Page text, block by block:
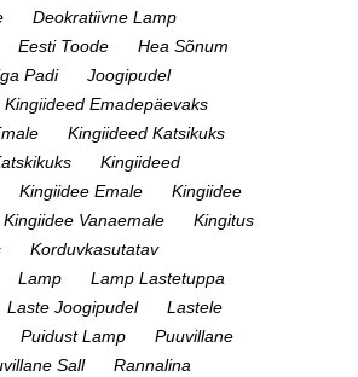
Deokratiivne Lamp
Eesti Toode
Hea Sõnum
Padi
Joogipudel
Kingiideed Emadepäevaks
Kingiideed Katsikuks
Kingiideed
Kingiidee Emale
Kingiidee
Kingiidee Vanaemale
Kingitus
Korduvkasutatav
Lamp
Lamp Lastetuppa
Laste Joogipudel
Lastele
Puidust Lamp
Puuvillane
Sall
Rannalina